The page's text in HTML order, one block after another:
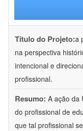
Título do Projeto:a
na perspectiva
intencional e
profissional.
Resumo: A ação da
do profissional de
que tal profissional